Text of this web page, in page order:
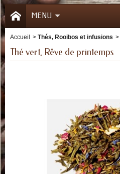
MENU
Accueil > Thés, Rooibos et infusions >
Thé vert, Rêve de printemps